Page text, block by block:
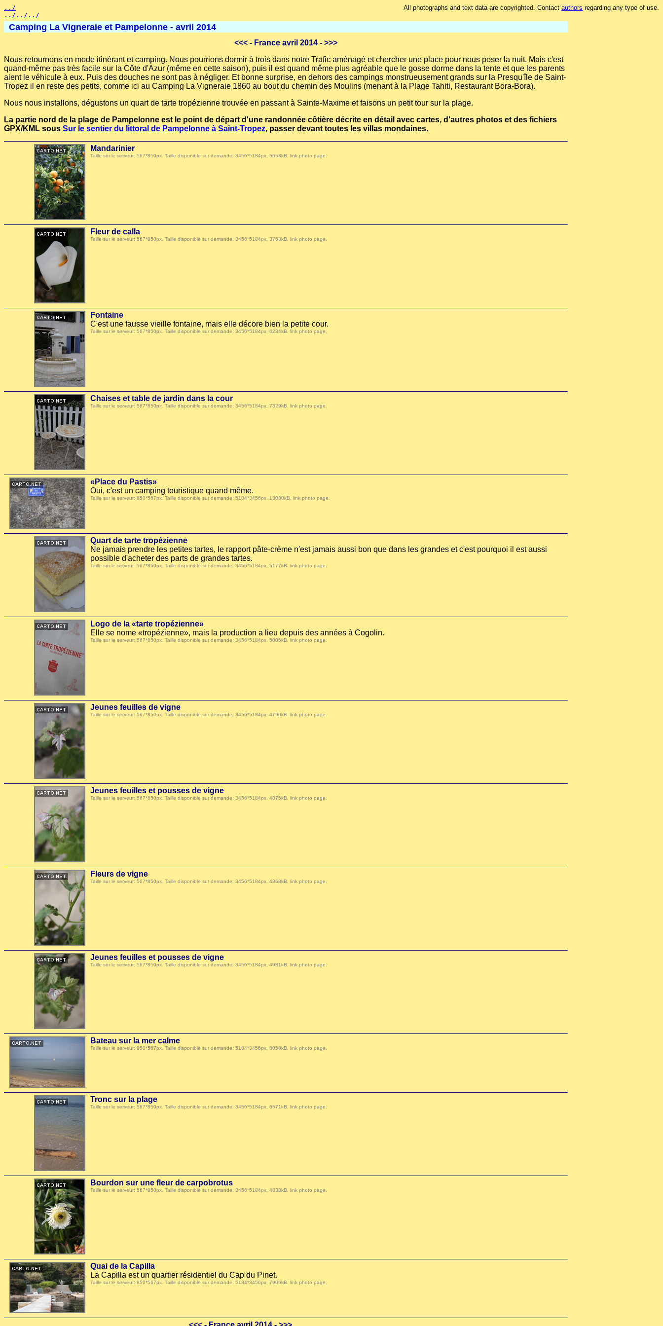
../
../../../
All photographs and text data are copyrighted. Contact authors regarding any type of use.
Camping La Vigneraie et Pampelonne - avril 2014
<<< - France avril 2014 - >>>
Nous retournons en mode itinérant et camping. Nous pourrions dormir à trois dans notre Trafic aménagé et chercher une place pour nous poser la nuit. Mais c'est
quand-même pas très facile sur la Côte d'Azur (même en cette saison), puis il est quand même plus agréable que le gosse dorme dans la tente et que les parents
aient le véhicule à eux. Puis des douches ne sont pas à négliger. Et bonne surprise, en dehors des campings monstrueusement grands sur la Presqu'île de Saint-
Tropez il en reste des petits, comme ici au Camping La Vigneraie 1860 au bout du chemin des Moulins (menant à la Plage Tahiti, Restaurant Bora-Bora).
Nous nous installons, dégustons un quart de tarte tropézienne trouvée en passant à Sainte-Maxime et faisons un petit tour sur la plage.
La partie nord de la plage de Pampelonne est le point de départ d'une randonnée côtière décrite en détail avec cartes, d'autres photos et des fichiers
GPX/KML sous Sur le sentier du littoral de Pampelonne à Saint-Tropez, passer devant toutes les villas mondaines.
Mandarinier
Taille sur le serveur: 567*850px. Taille disponible sur demande: 3456*5184px, 5653kB. link photo page
Fleur de calla
Taille sur le serveur: 567*850px. Taille disponible sur demande: 3456*5184px, 3763kB. link photo page
Fontaine
C'est une fausse vieille fontaine, mais elle décore bien la petite cour.
Taille sur le serveur: 567*850px. Taille disponible sur demande: 3456*5184px, 6234kB. link photo page
Chaises et table de jardin dans la cour
Taille sur le serveur: 567*850px. Taille disponible sur demande: 3456*5184px, 7329kB. link photo page
«Place du Pastis»
Oui, c'est un camping touristique quand même.
Taille sur le serveur: 850*567px. Taille disponible sur demande: 5184*3456px, 13080kB. link photo page
Quart de tarte tropézienne
Ne jamais prendre les petites tartes, le rapport pâte-crème n'est jamais aussi bon que dans les grandes et c'est pourquoi il est aussi
possible d'acheter des parts de grandes tartes.
Taille sur le serveur: 567*850px. Taille disponible sur demande: 3456*5184px, 5177kB. link photo page
Logo de la «tarte tropézienne»
Elle se nome «tropézienne», mais la production a lieu depuis des années à Cogolin.
Taille sur le serveur: 567*850px. Taille disponible sur demande: 3456*5184px, 5005kB. link photo page
Jeunes feuilles de vigne
Taille sur le serveur: 567*850px. Taille disponible sur demande: 3456*5184px, 4790kB. link photo page
Jeunes feuilles et pousses de vigne
Taille sur le serveur: 567*850px. Taille disponible sur demande: 3456*5184px, 4875kB. link photo page
Fleurs de vigne
Taille sur le serveur: 567*850px. Taille disponible sur demande: 3456*5184px, 4868kB. link photo page
Jeunes feuilles et pousses de vigne
Taille sur le serveur: 567*850px. Taille disponible sur demande: 3456*5184px, 4981kB. link photo page
Bateau sur la mer calme
Taille sur le serveur: 850*567px. Taille disponible sur demande: 5184*3456px, 6050kB. link photo page
Tronc sur la plage
Taille sur le serveur: 567*850px. Taille disponible sur demande: 3456*5184px, 6571kB. link photo page
Bourdon sur une fleur de carpobrotus
Taille sur le serveur: 567*850px. Taille disponible sur demande: 3456*5184px, 4833kB. link photo page
Quai de la Capilla
La Capilla est un quartier résidentiel du Cap du Pinet.
Taille sur le serveur: 850*567px. Taille disponible sur demande: 5184*3456px, 7906kB. link photo page